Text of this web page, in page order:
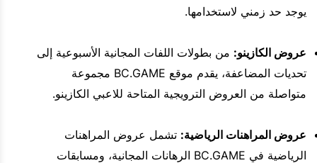
يوجد حد زمني لاستخدامها.
عروض الكازينو: من بطولات اللفات المجانية الأسبوعية إلى
تحديات المضاعفة، يقدم موقع BC.GAME مجموعة
متواصلة من العروض الترويجية المتاحة للاعبي الكازينو.
عروض المراهنات الرياضية: تشمل عروض المراهنات
الرياضية في BC.GAME الرهانات المجانية، ومسابقات